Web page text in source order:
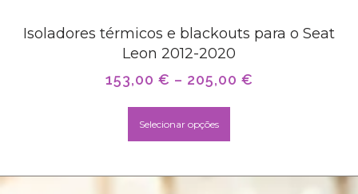
Isoladores térmicos e blackouts para o Seat
Leon 2012-2020
153,00 € – 205,00 €
Selecionar opções